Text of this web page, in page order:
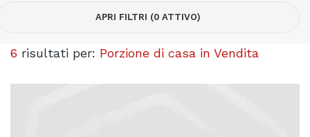
APRI FILTRI (0 ATTIVO)
6 risultati per: Porzione di casa in Vendita